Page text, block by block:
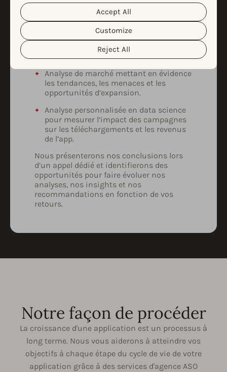
personal data and the different cookies we use, please
read our
Cookie Policy&Privacy Policy
customize your cookie settings and preferences by
clicking the “Customize” button.
Reject All
Customize
Accept All
ont inclus :
Estimation des installations
cannibalisées par les campagnes Apple
Ads & de l’efficacité des campagnes de
défense de marque.
Analyse de marché mettant en évidence
les tendances, les menaces et les
opportunités d’expansion.
Analyse personnalisée en data science
pour mesurer l’impact des campagnes
sur les téléchargements et les revenus
de l’app.
Nous présenterons nos conclusions lors
d’un appel dédié et identifierons des
opportunités pour faire évoluer nos
analyses, nos insights et nos
recommandations en fonction de vos
retours.
Notre façon de procéder
La croissance d'une application est un processus à
long terme. Nous vous aiderons à atteindre vos
objectifs à chaque étape du cycle de vie de votre
application grâce à des services d'agence ASO